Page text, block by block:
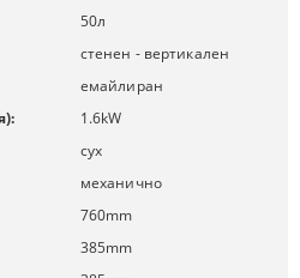
50л
стенен - вертикален
емайлиран
1.6kW
сух
механично
760mm
385mm